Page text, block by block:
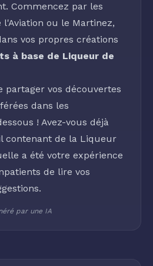
Commencez par les
ou le Martinez,
vos propres créations
à base de Liqueur de
partager vos découvertes
dans les
! Avez-vous déjà
contenant de la Liqueur
a été votre expérience
de lire vos
par une IA